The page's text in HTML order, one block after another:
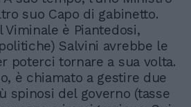
suo Capo di gabinetto.
è Piantedosi,
Salvini avrebbe le
poterci tornare a sua volta.
è chiamato a gestire due
spinosi del governo (tasse